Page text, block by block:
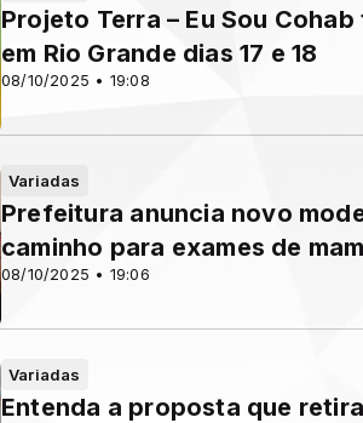
08/10/2025 • 19:08
Projeto Terra – Eu Sou
em Rio Grande dias 17 e 18
Variadas
08/10/2025 • 19:06
Prefeitura anuncia novo
caminho para exames de
Variadas
Entenda a proposta que